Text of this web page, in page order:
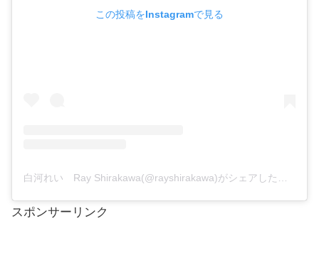
この投稿をInstagramで見る
スポンサーリンク